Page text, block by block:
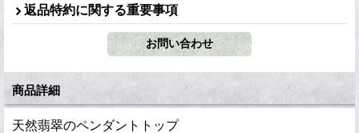
返品特約に関する重要事項
商品詳細
天然翡翠のペンダントトップ